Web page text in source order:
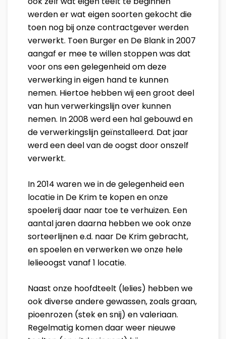
werden er wat eigen soorten gekocht die
toen nog bij onze contractgever werden
verwerkt. Toen Burger en De Blank in 2007
aangaf er mee te willen stoppen was dat
voor ons een gelegenheid om deze
verwerking in eigen hand te kunnen
nemen. Hiertoe hebben wij een groot deel
van hun verwerkingslijn over kunnen
nemen. In 2008 werd een hal gebouwd en
de verwerkingslijn geïnstalleerd. Dat jaar
werd een deel van de oogst door onszelf
verwerkt.
In 2014 waren we in de gelegenheid een
locatie in De Krim te kopen en onze
spoelerij daar naar toe te verhuizen. Een
aantal jaren daarna hebben we ook onze
sorteerlijnen e.d. naar De Krim gebracht,
en spoelen en verwerken we onze hele
lelieoogst vanaf 1 locatie.
Naast onze hoofdteelt (lelies) hebben we
ook diverse andere gewassen, zoals graan,
pioenrozen (stek en snij) en valeriaan.
Regelmatig komen daar weer nieuwe